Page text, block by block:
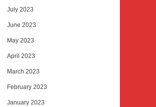
July 2023
June 2023
May 2023
April 2023
March 2023
February 2023
January 2023